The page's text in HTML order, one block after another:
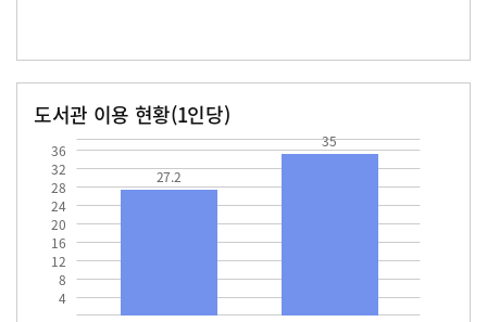
도서관 이용 현황(1인당)
4
8
12
16
20
24
28
32
36
27.2
35